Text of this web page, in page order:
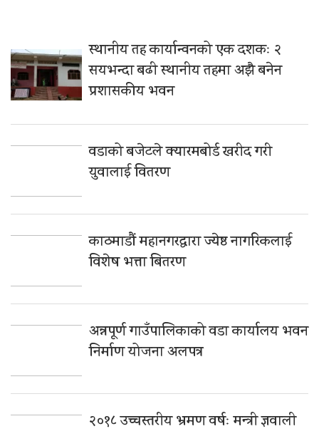
स्थानीय तह कार्यान्वनको एक दशकः २
सयभन्दा बढी स्थानीय तहमा अझै बनेन
प्रशासकीय भवन
वडाको बजेटले क्यारमबोर्ड खरीद गरी
युवालाई वितरण
काठमाडौं महानगरद्वारा ज्येष्ठ नागरिकलाई
विशेष भत्ता बितरण
अन्नपूर्ण गाउँपालिकाको वडा कार्यालय भवन
निर्माण योजना अलपत्र
२०१८ उच्चस्तरीय भ्रमण वर्षः मन्त्री ज्ञवाली